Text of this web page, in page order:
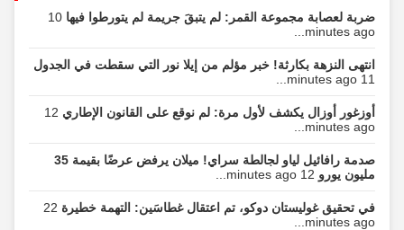
ضربة لعصابة مجموعة القمر: لم يتبقَ جريمة لم يتورطوا فيها10
minutes ago...
انتهى النزهة بكارثة! خبر مؤلم من إيلا نور التي سقطت في الجدول
أوزغور أوزال يكشف لأول مرة: لم نوقع على القانون الإطاري 12
minutes ago...
صدمة رافائيل لياو لجالطة سراي! ميلان يرفض عرضًا بقيمة 35
مليون يورو12 minutes ago...
في تحقيق غوليستان دوكو، تم اعتقال غطاسَين: التهمة خطيرة22
minutes ago...